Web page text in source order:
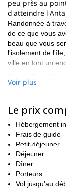
peu près au
d'atteindre
Randonnée à
de ce que vous
beau que vous
l'isolement de
ville en font un
nous prendrons
Beagle, Ushuaia
Après être arrivé
travers leDientes
déchiquetées
seront un
programme.
choses
Banderale
encore.
Voir plus
Le prix
Hébergement
Frais de guide
Petit-déjeuner
Déjeuner
Dîner
Porteurs
Vol jusqu'au